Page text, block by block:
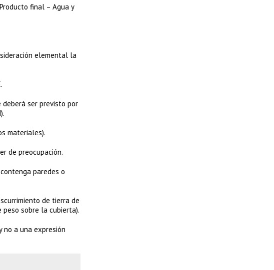
final – Agua y
elemental la
ser previsto por
materiales).
de preocupación.
paredes o
de tierra de
peso sobre la cubierta).
no a una expresión